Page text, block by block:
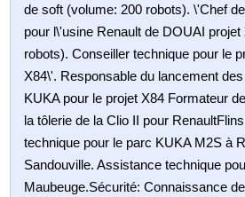
de soft (volume: 200 robots). \'Chef
pour l\'usine Renault de DOUAI
robots). Conseiller technique pour le
X84\'. Responsable du lancement
KUKA pour le projet X84 Formateur
la tôlerie de la Clio II pour
technique pour le parc KUKA M2S à
Sandouville. Assistance technique
Maubeuge.Sécurité: Connaissance